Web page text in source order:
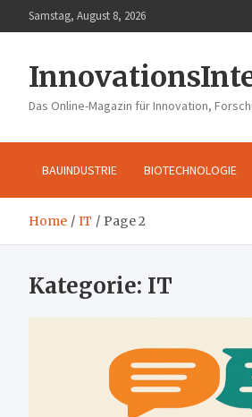
to
Samstag, August 8, 2026
Das Online-Magazin für Innovation,
BAUINDUSTRIE BIOTECHNOLOGIE
Home IT Page 2
Kategorie: IT